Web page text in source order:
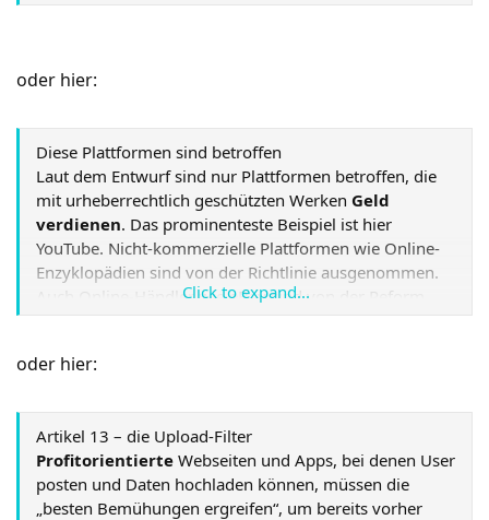
https://www.tagesschau.de/wirtschaft/eu-
oder hier:
Diese Plattformen sind betroffen
Laut dem Entwurf sind nur Plattformen betroffen, die
mit urheberrechtlich geschützten Werken Geld
verdienen. Das prominenteste Beispiel ist hier
YouTube. Nicht-kommerzielle Plattformen wie Online-
Enzyklopädien sind von der Richtlinie ausgenommen.
Auch Online-Händler wie eBay sind von der Reform
ausgenommen. Weiterhin sind Plattformen von der
wenn der Jahresumsatz unter zehn Millionen Euro liegt.
https://www.netzwelt.de/politik/artikel-13/index.html
Click to expand...
oder hier:
Artikel 13 – die Upload-Filter
Profitorientierte Webseiten und Apps, bei denen User
posten und Daten hochladen können, müssen die
„besten Bemühungen ergreifen“, um bereits vorher